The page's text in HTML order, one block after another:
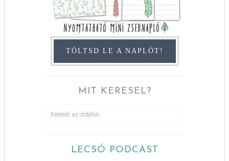
TÖLTSD LE A NAPLÓT!
MIT KERESEL?
LECSÓ PODCAST